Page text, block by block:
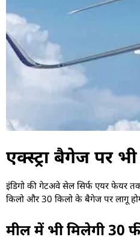
एक्‍स्‍ट्रा बैगेज पर
इंडिगो की गेटअवे सेल सिर्फ एयर फेयर
किलो और 30 किलो के बैगेज पर लागू
मील में भी मिलेगी 30